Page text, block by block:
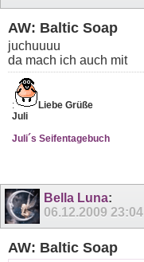
AW: Baltic Soap
juchuuuu
da mach ich auch mit
:
Liebe Grüße
Juli
Juli´s Seifentagebuch
Bella Luna:
06.12.2009 23:04
AW: Baltic Soap